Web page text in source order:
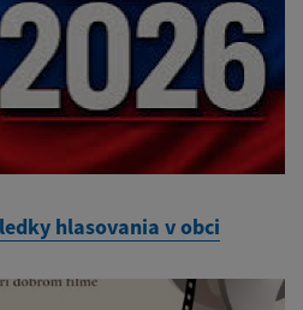
hlasovania v obci